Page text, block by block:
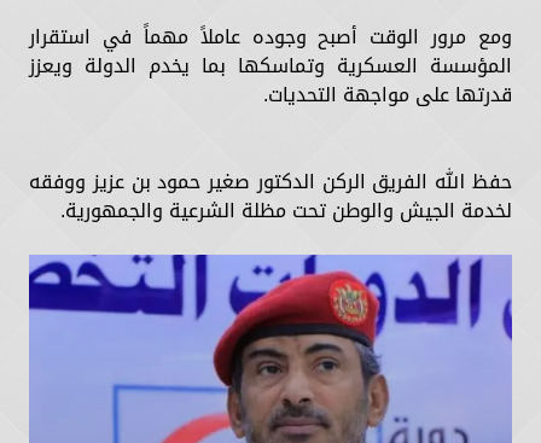
ومع مرور الوقت أصبح وجوده عاملاً مهماً في استقرار
المؤسسة العسكرية وتماسكها بما يخدم الدولة ويعزز
قدرتها على مواجهة التحديات.
حفظ الله الفريق الركن الدكتور صغير حمود بن عزيز ووفقه
لخدمة الجيش والوطن تحت مظلة الشرعية والجمهورية.